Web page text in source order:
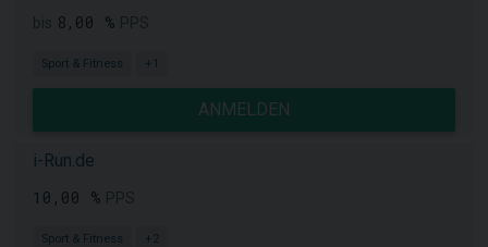
8,00 %
Sport & Fitness +1
ANMELDEN
i-Run.de
10,00 %
Sport & Fitness +2